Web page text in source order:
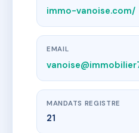
immo-vanoise.com/
EMAIL
MANDATS REGISTRE
21